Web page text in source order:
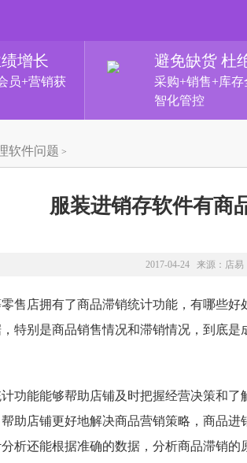
增长
员+营销获
避免缺货 杜
采购+销售+库存
智化管控
软件问题 >
服装进销存软件有商
2017-04-24 来源： 店易
店拥有了商品滞销统计功能，有哪些好
特别是商品销售情况和滞销情况，到底
能能够帮助店铺及时把握经营决策和了
助店铺更好地解决商品营销策略，商品
析还能根据准确的数据，分析商品滞销